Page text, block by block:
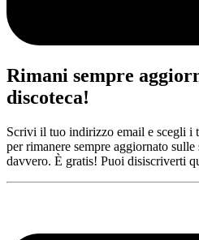
Rimani sempre
discoteca!
Scrivi il tuo indirizzo email e scegli i
per rimanere sempre aggiornato
davvero. È gratis! Puoi disiscriverti